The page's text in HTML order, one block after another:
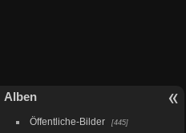
Alben
Öffentliche-Bilder 445